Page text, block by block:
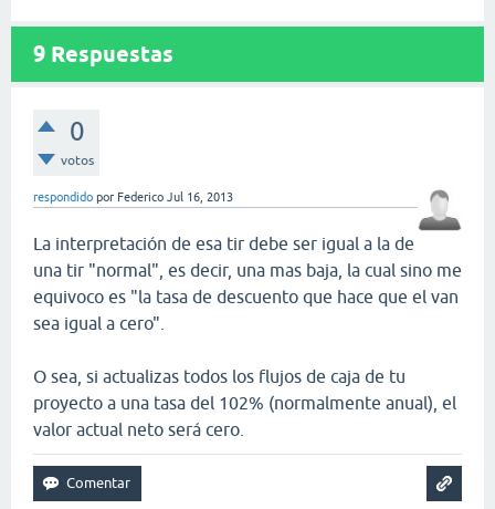
9 Respuestas
0
votos
respondido por Federico Jul 16, 2013
La interpretación de esa tir debe ser igual a la de
una tir "normal", es decir, una mas baja, la cual sino me
equivoco es "la tasa de descuento que hace que el van
sea igual a cero".
O sea, si actualizas todos los flujos de caja de tu
proyecto a una tasa del 102% (normalmente anual), el
valor actual neto será cero.